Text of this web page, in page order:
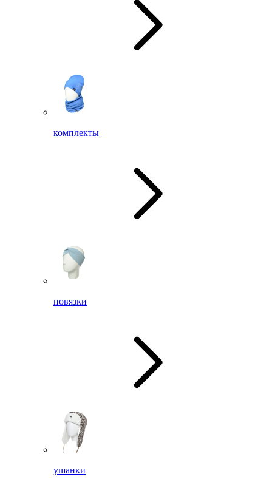
комплекты
повязки
ушанки